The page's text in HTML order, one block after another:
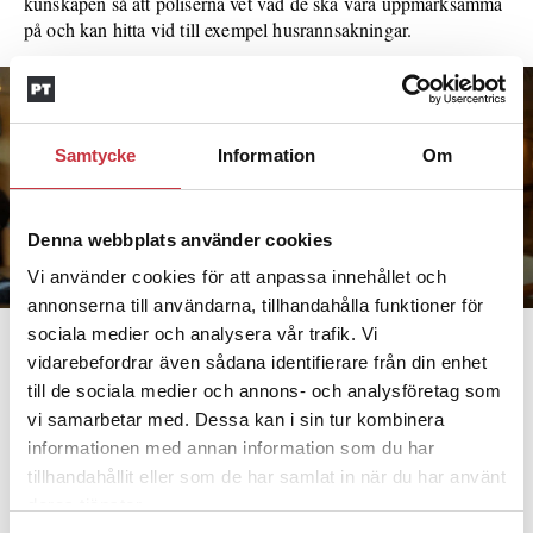
Samtycke Information Om
Denna webbplats använder cookies
Vi använder cookies för att anpassa innehållet och
annonserna till användarna, tillhandahålla funktioner för
sociala medier och analysera vår trafik. Vi
vidarebefordrar även sådana identifierare från din enhet
till de sociala medier och annons- och analysföretag som
vi samarbetar med. Dessa kan i sin tur kombinera
informationen med annan information som du har
tillhandahållit eller som de har samlat in när du har använt
på och kan hitta vid till exempel husrannsakningar.
Polisens nya nationella huvudskyddsombud, Patrik Danielsson, efterlyser mer
utbildning om 3D-vapen. Foto: Emma Eneström
2013 publicerade USA-företaget Defense Distributed